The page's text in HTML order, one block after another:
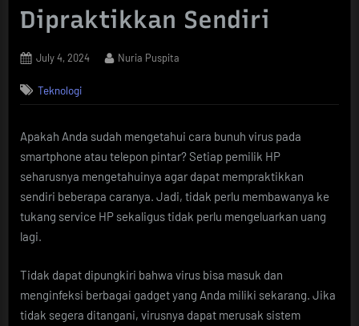
Dipraktikkan Sendiri
Posted
July 4, 2024 By
Nuria Puspita
Teknologi
Apakah Anda sudah mengetahui cara bunuh virus pada
smartphone atau telepon pintar? Setiap pemilik HP
seharusnya mengetahuinya agar dapat mempraktikkan
sendiri beberapa caranya. Jadi, tidak perlu membawanya ke
tukang service HP sekaligus tidak perlu mengeluarkan uang
lagi.
Tidak dapat dipungkiri bahwa virus bisa masuk dan
menginfeksi berbagai gadget yang Anda miliki sekarang. Jika
tidak segera ditangani, virusnya dapat merusak sistem